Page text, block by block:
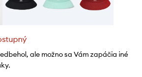
ale možno sa Vám zapáčia iné